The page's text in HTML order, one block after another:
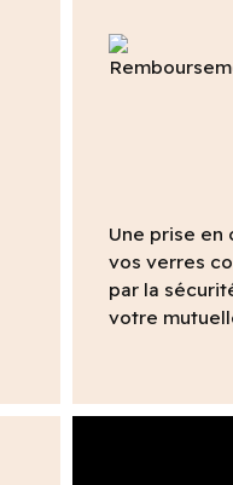
Une prise en
vos verres
par la
votre